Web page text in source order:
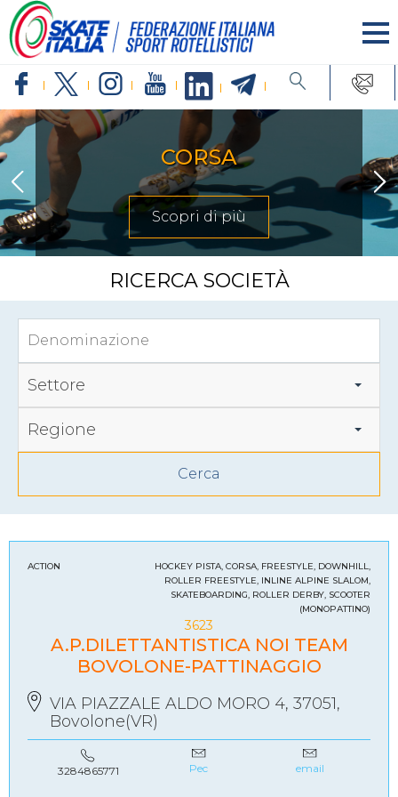
CORSA
Scopri di più
RICERCA SOCIETÀ
Settore
Regione
ACTION
HOCKEY PISTA, CORSA, FREESTYLE, DOWNHILL,
ROLLER FREESTYLE, INLINE ALPINE SLALOM,
SKATEBOARDING, ROLLER DERBY, SCOOTER
(MONOPATTINO)
3623
A.P.DILETTANTISTICA NOI TEAM
BOVOLONE-PATTINAGGIO
VIA PIAZZALE ALDO MORO 4, 37051,
Bovolone(VR)
3284865771 Pec email